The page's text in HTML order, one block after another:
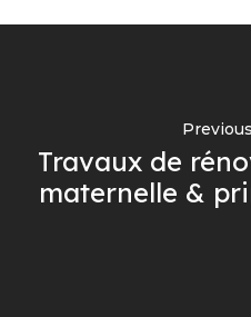
Travaux de
maternelle &